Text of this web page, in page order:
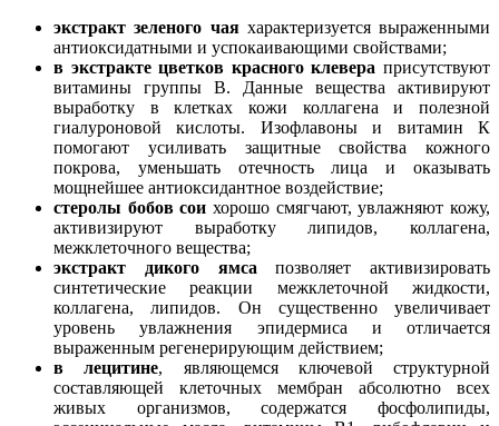
экстракт зеленого чаяхарактеризуется выраженными
антиоксидатными и успокаивающими свойствами;
в экстракте цветков красного клевера присутствуют
витамины группы В. Данные вещества активируют
выработку в клетках кожи коллагена и полезной
гиалуроновой кислоты. Изофлавоны и витамин К
помогают усиливать защитные свойства кожного
покрова, уменьшать отечность лица и оказывать
мощнейшее антиоксидантное воздействие;
стеролы бобов сои хорошо смягчают, увлажняют кожу,
активизируют выработку липидов, коллагена,
межклеточного вещества;
экстракт дикого ямса позволяет активизировать
синтетические реакции межклеточной жидкости,
коллагена, липидов. Он существенно увеличивает
уровень увлажнения эпидермиса и отличается
выраженным регенерирующим действием;
в лецитине, являющемся ключевой структурной
составляющей клеточных мембран абсолютно всех
живых организмов, содержатся фосфолипиды,